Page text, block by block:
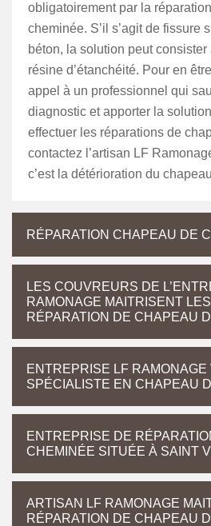
obligatoirement par la
cheminée. S’il s’agit de fissure
béton, la solution peut
résine d’étanchéité. Pour en
appel à un professionnel qui
diagnostic et apporter la
effectuer les réparations de
contactez l’artisan LF
c’est la détérioration du
RÉPARATION CHAPEAU DE
LES COUVREURS DE
RAMONAGE MAITRISENT
RÉPARATION DE CHAPEAU
ENTREPRISE LF RAMONAGE
SPÉCIALISTE EN CHAPEAU
ENTREPRISE DE
CHEMINÉE SITUÉE À SAINT
ARTISAN LF RAMONAGE
RÉPARATION DE CHAPEAU